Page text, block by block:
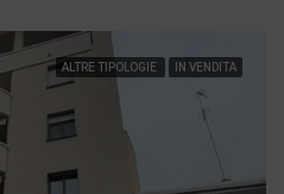
ALTRE TIPOLOGIE IN VENDITA